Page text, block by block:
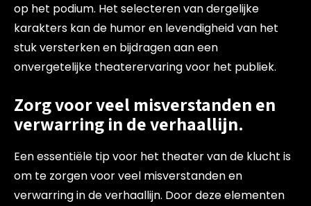
op het podium. Het selecteren van dergelijke
karakters kan de humor en levendigheid van het
stuk versterken en bijdragen aan een
onvergetelijke theaterervaring voor het publiek.
Zorg voor veel misverstanden en
verwarring in de verhaallijn.
Een essentiële tip voor het theater van de klucht is
om te zorgen voor veel misverstanden en
verwarring in de verhaallijn. Door deze elementen